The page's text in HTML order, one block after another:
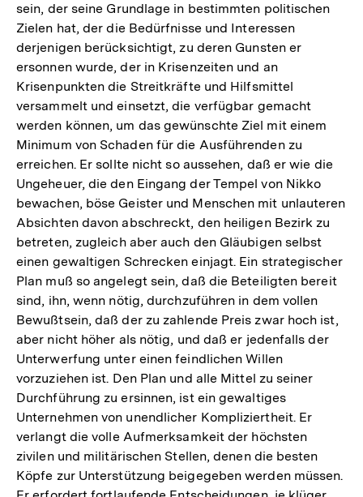
sein, der seine Grundlage in bestimmten politischen
Zielen hat, der die Bedürfnisse und Interessen
derjenigen berücksichtigt, zu deren Gunsten er
ersonnen wurde, der in Krisenzeiten und an
Krisenpunkten die Streitkräfte und Hilfsmittel
versammelt und einsetzt, die verfügbar gemacht
werden können, um das gewünschte Ziel mit einem
Minimum von Schaden für die Ausführenden zu
erreichen. Er sollte nicht so aussehen, daß er wie die
Ungeheuer, die den Eingang der Tempel von Nikko
bewachen, böse Geister und Menschen mit unlauteren
Absichten davon abschreckt, den heiligen Bezirk zu
betreten, zugleich aber auch den Gläubigen selbst
einen gewaltigen Schrecken einjagt. Ein strategischer
Plan muß so angelegt sein, daß die Beteiligten bereit
sind, ihn, wenn nötig, durchzuführen in dem vollen
Bewußtsein, daß der zu zahlende Preis zwar hoch ist,
aber nicht höher als nötig, und daß er jedenfalls der
Unterwerfung unter einen feindlichen Willen
vorzuziehen ist. Den Plan und alle Mittel zu seiner
Durchführung zu ersinnen, ist ein gewaltiges
Unternehmen von unendlicher Kompliziertheit. Er
verlangt die volle Aufmerksamkeit der höchsten
zivilen und militärischen Stellen, denen die besten
Köpfe zur Unterstützung beigegeben werden müssen.